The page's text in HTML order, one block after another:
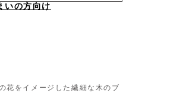
いの方向け
花をイメージした繊細な木のブ